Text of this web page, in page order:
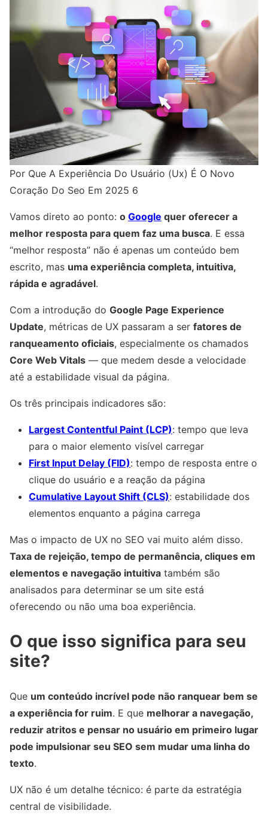
Por Que A Experiência Do Usuário (Ux) É O Novo
Coração Do Seo Em 2025 6
Vamos direto ao ponto: o Google quer oferecer a
melhor resposta para quem faz uma busca. E essa
“melhor resposta” não é apenas um conteúdo bem
escrito, mas uma experiência completa, intuitiva,
rápida e agradável.
Com a introdução do Google Page Experience
Update, métricas de UX passaram a ser fatores de
ranqueamento oficiais, especialmente os chamados
Core Web Vitals — que medem desde a velocidade
até a estabilidade visual da página.
Os três principais indicadores são:
Largest Contentful Paint (LCP): tempo que leva
para o maior elemento visível carregar
First Input Delay (FID): tempo de resposta entre o
clique do usuário e a reação da página
Cumulative Layout Shift (CLS): estabilidade dos
elementos enquanto a página carrega
Mas o impacto de UX no SEO vai muito além disso.
Taxa de rejeição, tempo de permanência, cliques em
elementos e navegação intuitiva também são
analisados para determinar se um site está
oferecendo ou não uma boa experiência.
O que isso significa para seu
site?
Que um conteúdo incrível pode não ranquear bem se
a experiência for ruim. E que melhorar a navegação,
reduzir atritos e pensar no usuário em primeiro lugar
pode impulsionar seu SEO sem mudar uma linha do
texto.
UX não é um detalhe técnico: é parte da estratégia
central de visibilidade.